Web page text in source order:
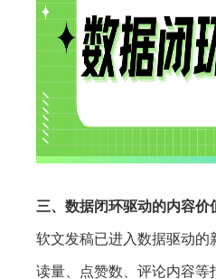
三、数据闭环驱动的内容价
软文发稿已进入数据驱动的
读量、点赞数、评论内容等